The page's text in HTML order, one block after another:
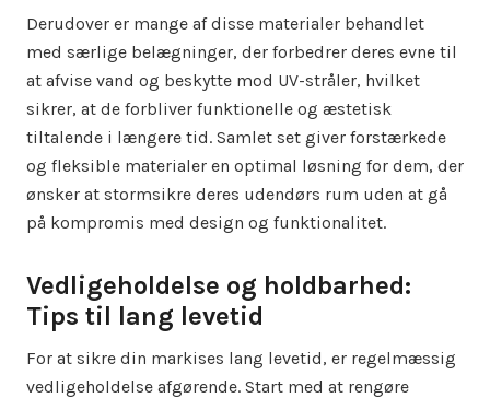
Derudover er mange af disse materialer behandlet
med særlige belægninger, der forbedrer deres evne til
at afvise vand og beskytte mod UV-stråler, hvilket
sikrer, at de forbliver funktionelle og æstetisk
tiltalende i længere tid. Samlet set giver forstærkede
og fleksible materialer en optimal løsning for dem, der
ønsker at stormsikre deres udendørs rum uden at gå
på kompromis med design og funktionalitet.
Vedligeholdelse og holdbarhed:
Tips til lang levetid
For at sikre din markises lang levetid, er regelmæssig
vedligeholdelse afgørende. Start med at rengøre